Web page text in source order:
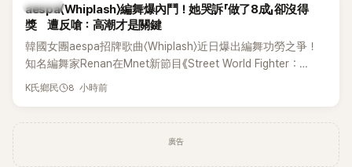
K-POP
aespa〈Whiplash〉編舞爆內鬥！她哭訴「做了8成」卻沒得
獎 遭反嗆：高潮才是關鍵
韓國女團aespa招牌歌曲〈Whiplash〉近日爆出編舞功勞之爭！
知名編舞家Renan在Mnet新節目《Street World Fighter：
Directors' War》預告中，公開談及自己在〈Whiplash〉編舞上的
K氏鄉民 8 小時前
廣告